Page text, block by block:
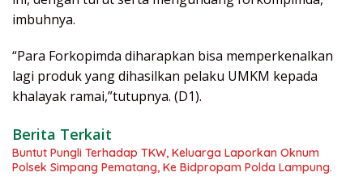
imbuhnya.
“Para Forkopimda diharapkan bisa memperkenalkan
lagi produk yang dihasilkan pelaku UMKM kepada
khalayak ramai,”tutupnya. (D1).
Berita Terkait
Buntut Pungli Terhadap TKW, Keluarga Laporkan Oknum
Polsek Simpang Pematang, Ke Bidpropam Polda Lampung.